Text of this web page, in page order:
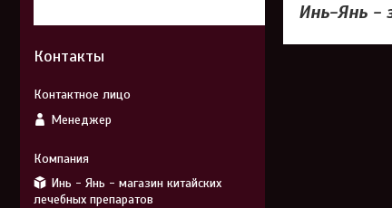
Инь-Янь -
Контакты
Менеджер
Инь - Янь - магазин китайских
лечебных препаратов